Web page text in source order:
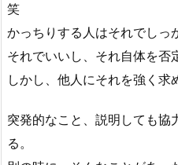
笑
かっちりする人はそれでしっ
それでいいし、それ自体を否
しかし、他人にそれを強く
突発的なこと、説明しても協
る。